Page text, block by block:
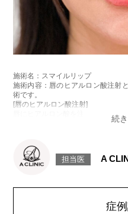
施術名：スマイルリップ
施術内容：唇のヒアルロン酸注射
術です。
[唇のヒアルロン酸注射]
唇にヒアルロン酸を注入し、ボリ
施術時間：約15～20分程
リスク、副作用：腫れ、赤み、内
ほどお控えください。ボトックス
費用：レスチレン 68,900円(税込)
担当医 A
症